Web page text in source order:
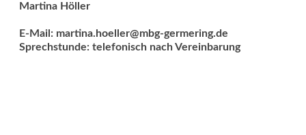
Martina Höller
E-Mail: martina.hoeller@mbg-germering.de
Sprechstunde: telefonisch nach Vereinbarung